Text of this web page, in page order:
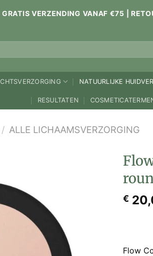
GRATIS VERZENDING VANAF €75 |
NATUURLIJKE
RESULTATEN
/ ALLE LICHAAMSVERZORGING
€
Flow